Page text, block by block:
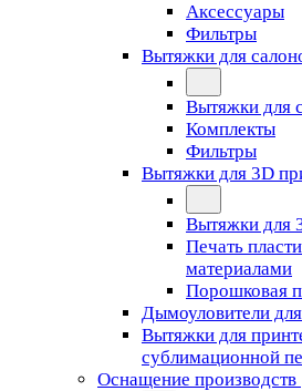
Аксессуары
Фильтры
Вытяжки для
Вытяжки для
Комплекты
Фильтры
Вытяжки для 3D
Вытяжки для
Печать
материалами
Порошковая
Дымоуловители
Вытяжки для
сублимационной
Оснащение производств